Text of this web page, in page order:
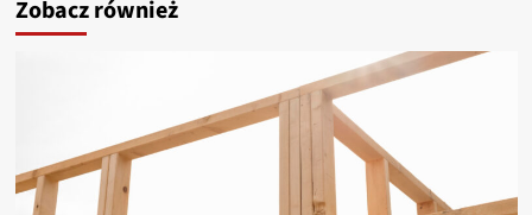
Zobacz również